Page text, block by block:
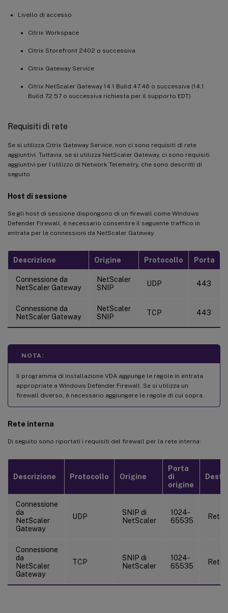
Livello di accesso
Citrix Workspace
Citrix Storefront 2402 o successiva
Citrix Gateway Service
Citrix NetScaler Gateway 14.1 Build 47.46 o successiva (14.1
Build 72.57 o successiva richiesta per il supporto EDT)
Requisiti di rete
Se si utilizza Citrix Gateway Service, non ci sono requisiti di rete
aggiuntivi. Tuttavia, se si utilizza NetScaler Gateway, ci sono requisiti
aggiuntivi per l’utilizzo di Network Telemetry, che sono descritti di
seguito.
Host di sessione
Se gli host di sessione dispongono di un firewall come Windows
Defender Firewall, è necessario consentire il seguente traffico in
entrata per le connessioni da NetScaler Gateway.
Descrizione Origine Protocollo Porta
Connessione da
NetScaler Gateway
NetScaler
SNIP
UDP 443
Connessione da
NetScaler Gateway
NetScaler
SNIP
TCP 443
NOTA:
Il programma di installazione VDA aggiunge le regole in entrata
appropriate a Windows Defender Firewall. Se si utilizza un
firewall diverso, è necessario aggiungere le regole di cui sopra.
Rete interna
Di seguito sono riportati i requisiti del firewall per la rete interna:
Descrizione Protocollo Origine
Porta
di
origine
Connessione
da
NetScaler
Gateway
UDP
SNIP di
NetScaler
1024-
65535
Rete
Connessione
da
NetScaler
Gateway
TCP
SNIP di
NetScaler
1024-
65535
Rete